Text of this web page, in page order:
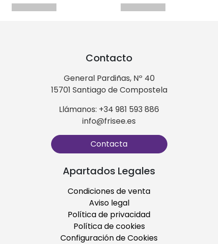
Contacto
General Pardiñas, Nº 40
15701 Santiago de Compostela
Llámanos: +34 981 593 886
info@frisee.es
Contacta
Apartados Legales
Condiciones de venta
Aviso legal
Política de privacidad
Política de cookies
Configuración de Cookies